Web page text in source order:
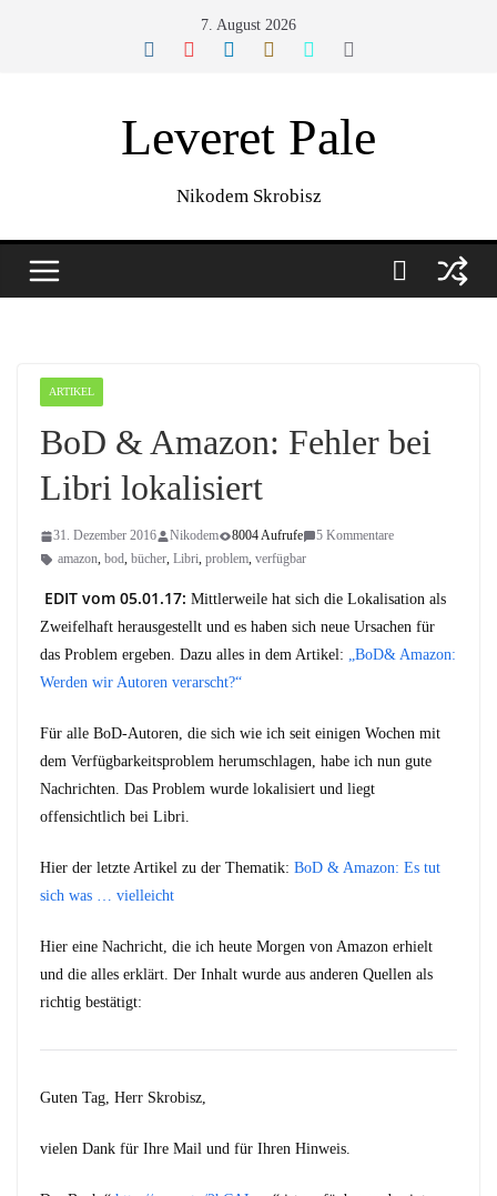
7. August 2026
Leveret Pale
Nikodem Skrobisz
ARTIKEL
BoD & Amazon: Fehler bei
Libri lokalisiert
31. Dezember 2016 Nikodem 8004 Aufrufe
5 Kommentare
amazon, bod, bücher, Libri, problem, verfügbar
EDIT vom 05.01.17: Mittlerweile hat sich die Lokalisation als
Zweifelhaft herausgestellt und es haben sich neue Ursachen für
das Problem ergeben. Dazu alles in dem Artikel: „BoD& Amazon:
Werden wir Autoren verarscht?“
Für alle BoD-Autoren, die sich wie ich seit einigen Wochen mit
dem Verfügbarkeitsproblem herumschlagen, habe ich nun gute
Nachrichten. Das Problem wurde lokalisiert und liegt
offensichtlich bei Libri.
Hier der letzte Artikel zu der Thematik: BoD & Amazon: Es tut
sich was … vielleicht
Hier eine Nachricht, die ich heute Morgen von Amazon erhielt
und die alles erklärt. Der Inhalt wurde aus anderen Quellen als
richtig bestätigt:
Guten Tag, Herr Skrobisz,
vielen Dank für Ihre Mail und für Ihren Hinweis.